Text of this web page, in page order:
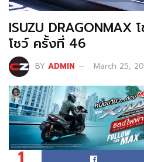
ISUZU DRAGONMAX
โชว์ ครั้งที่ 46
BY ADMIN March 25,
1